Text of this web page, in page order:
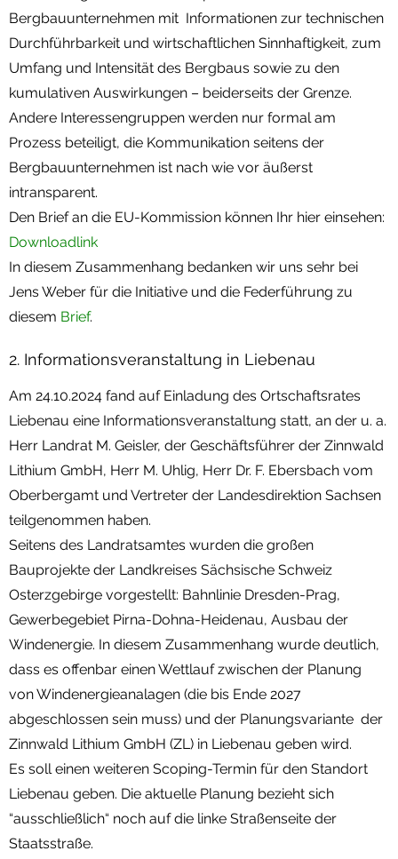
Bergbauunternehmen mit Informationen zur technischen
Durchführbarkeit und wirtschaftlichen Sinnhaftigkeit, zum
Umfang und Intensität des Bergbaus sowie zu den
kumulativen Auswirkungen – beiderseits der Grenze.
Andere Interessengruppen werden nur formal am
Prozess beteiligt, die Kommunikation seitens der
Bergbauunternehmen ist nach wie vor äußerst
intransparent.
Den Brief an die EU-Kommission können Ihr hier einsehen:
Downloadlink
In diesem Zusammenhang bedanken wir uns sehr bei
Jens Weber für die Initiative und die Federführung zu
diesem Brief.
2. Informationsveranstaltung in Liebenau
Am 24.10.2024 fand auf Einladung des Ortschaftsrates
Liebenau eine Informationsveranstaltung statt, an der u. a.
Herr Landrat M. Geisler, der Geschäftsführer der Zinnwald
Lithium GmbH, Herr M. Uhlig, Herr Dr. F. Ebersbach vom
Oberbergamt und Vertreter der Landesdirektion Sachsen
teilgenommen haben.
Seitens des Landratsamtes wurden die großen
Bauprojekte der Landkreises Sächsische Schweiz
Osterzgebirge vorgestellt: Bahnlinie Dresden-Prag,
Gewerbegebiet Pirna-Dohna-Heidenau, Ausbau der
Windenergie. In diesem Zusammenhang wurde deutlich,
dass es offenbar einen Wettlauf zwischen der Planung
von Windenergieanalagen (die bis Ende 2027
abgeschlossen sein muss) und der Planungsvariante der
Zinnwald Lithium GmbH (ZL) in Liebenau geben wird.
Es soll einen weiteren Scoping-Termin für den Standort
Liebenau geben. Die aktuelle Planung bezieht sich
“ausschließlich“ noch auf die linke Straßenseite der
Staatsstraße.